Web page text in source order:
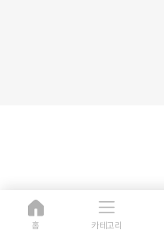
홈 카테고리